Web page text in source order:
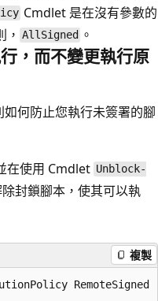
Cmdlet 是在沒有參數的
AllSigned 。
，而不變更執行原
如何防止您執行未簽署的腳
在使用 Cmdlet Unblock-
封鎖腳本，使其可以執
複製
RemoteSigned